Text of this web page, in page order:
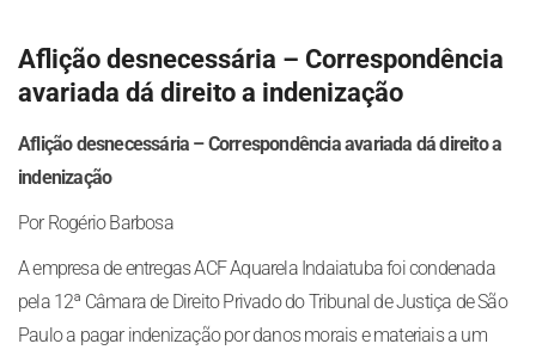
Aflição desnecessária – Correspondência
avariada dá direito a indenização
Aflição desnecessária – Correspondência avariada dá direito a
indenização
Por Rogério Barbosa
A empresa de entregas ACF Aquarela Indaiatuba foi condenada
pela 12ª Câmara de Direito Privado do Tribunal de Justiça de São
Paulo a pagar indenização por danos morais e materiais a um